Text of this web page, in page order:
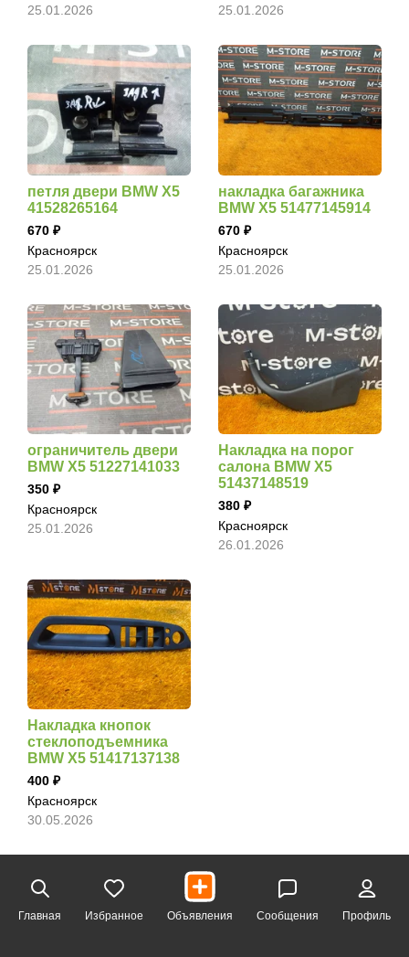
25.01.2026
25.01.2026
петля двери BMW X5
41528265164
670
Красноярск
25.01.2026
накладка багажника
BMW X5 51477145914
670
Красноярск
25.01.2026
ограничитель двери
BMW X5 51227141033
350
Красноярск
25.01.2026
Накладка на порог
салона BMW X5
51437148519
380
Красноярск
26.01.2026
Накладка кнопок
стеклоподъемника
BMW X5 51417137138
400
Красноярск
30.05.2026
Главная Избранное Объявления Сообщения Профиль